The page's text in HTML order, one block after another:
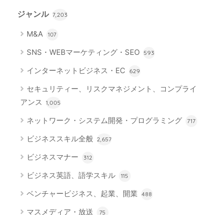
ジャンル 7,203
M&A 107
SNS・WEBマーケティング・SEO 593
インターネットビジネス・EC 629
セキュリティー、リスクマネジメント、コンプライ
アンス 1,005
ネットワーク・システム開発・プログラミング 717
ビジネススキル全般 2,657
ビジネスマナー 312
ビジネス英語、語学スキル 115
ベンチャービジネス、起業、開業 488
マスメディア・放送 75